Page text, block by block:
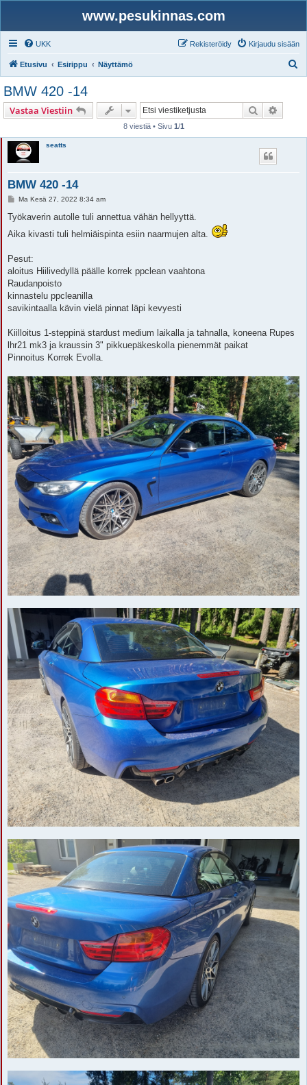
www.pesukinnas.com
UKK Kirjaudu sisään
Rekisteröidy
Etusivu Esirippu Näyttämö
BMW 420 -14
Vastaa Viestiin Etsi
8 viestiä • Sivu 1/1
seatts
BMW 420 -14
V
e
t
i
Ma Kesä 27, 2022 8:34 am
Työkaverin autolle tuli annettua vähän hellyyttä.
Aika kivasti tuli helmiäispinta esiin naarmujen alta.
Pesut:
aloitus Hiilivedyllä päälle korrek ppclean vaahtona
Raudanpoisto
kinnastelu ppcleanilla
savikintaalla kävin vielä pinnat läpi kevyesti
Kiilloitus 1-steppinä stardust medium laikalla ja tahnalla, koneena Rupes
lhr21 mk3 ja kraussin 3" pikkuepäkeskolla pienemmät paikat
Pinnoitus Korrek Evolla.